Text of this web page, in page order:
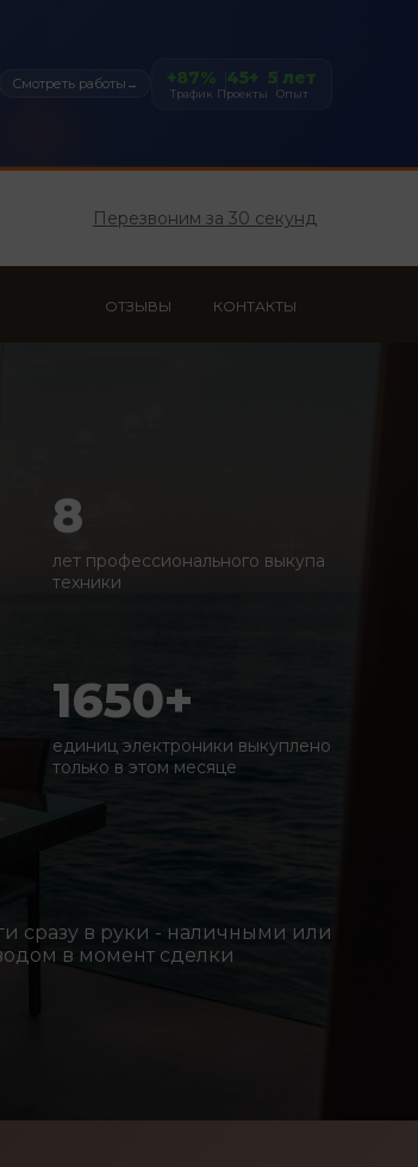
Смотреть работы → +87%
Трафик
45+
Проекты
5 лет
Опыт
Перезвоним за 30 секунд
ОТЗЫВЫ КОНТАКТЫ
8
лет профессионального выкупа
техники
1650+
единиц электроники выкуплено
только в этом месяце
сразу в руки - наличными или
в момент сделки